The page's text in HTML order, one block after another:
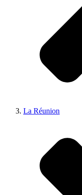
La Réunion